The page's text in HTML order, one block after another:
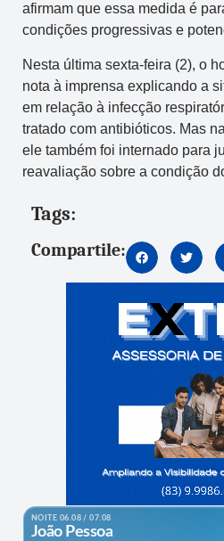
afirmam que essa medida é
condições progressivas e
Nesta última sexta-feira (2), o
nota à imprensa explicando a
em relação à infecção
tratado com antibióticos. Mas
ele também foi internado para
reavaliação sobre a condição
Tags:
Compartile: